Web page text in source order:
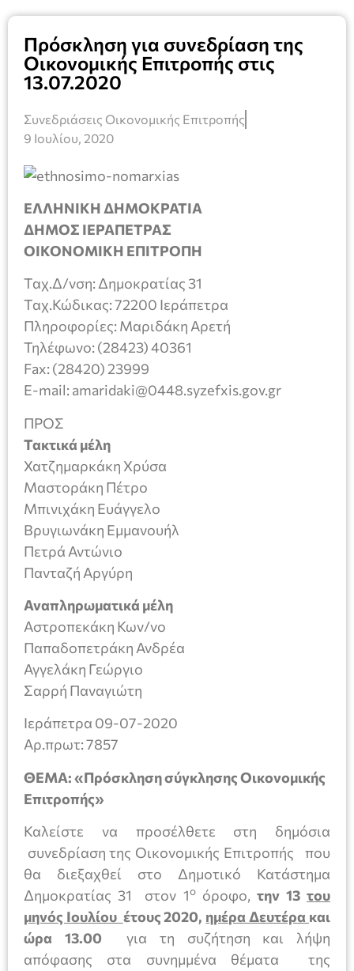
Πρόσκληση για συνεδρίαση της
Οικονομικής Επιτροπής στις
13.07.2020
Συνεδριάσεις Οικονομικής Επιτροπής
9 Ιουλίου, 2020
ΕΛΛΗΝΙΚΗ ΔΗΜΟΚΡΑΤΙΑ
ΔΗΜΟΣ ΙΕΡΑΠΕΤΡΑΣ
ΟΙΚΟΝΟΜΙΚΗ ΕΠΙΤΡΟΠΗ
Ταχ.Δ/νση: Δημοκρατίας 31
Ταχ.Κώδικας: 72200 Ιεράπετρα
Πληροφορίες: Μαριδάκη Αρετή
Τηλέφωνο: (28423) 40361
Fax: (28420) 23999
E-mail: amaridaki@0448.syzefxis.gov.gr
ΠΡΟΣ
Τακτικά μέλη
Χατζημαρκάκη Χρύσα
Μαστοράκη Πέτρο
Μπινιχάκη Ευάγγελο
Βρυγιωνάκη Εμμανουήλ
Πετρά Αντώνιο
Πανταζή Αργύρη
Αναπληρωματικά μέλη
Αστροπεκάκη Κων/νο
Παπαδοπετράκη Ανδρέα
Αγγελάκη Γεώργιο
Σαρρή Παναγιώτη
Ιεράπετρα 09-07-2020
Aρ.πρωτ: 7857
ΘΕΜΑ: «Πρόσκληση σύγκλησης Οικονομικής
Επιτροπής»
Καλείστε να προσέλθετε στη δημόσια
συνεδρίαση της Οικονομικής Επιτροπής που
θα διεξαχθεί στο Δημοτικό Κατάστημα
Δημοκρατίας 31 στον 1οόροφο, την 13 του
μηνός Ioυλίου έτους 2020, ημέρα Δευτέρα και
ώρα 13.00για τη συζήτηση και λήψη
απόφασης στα συνημμένα θέματα της